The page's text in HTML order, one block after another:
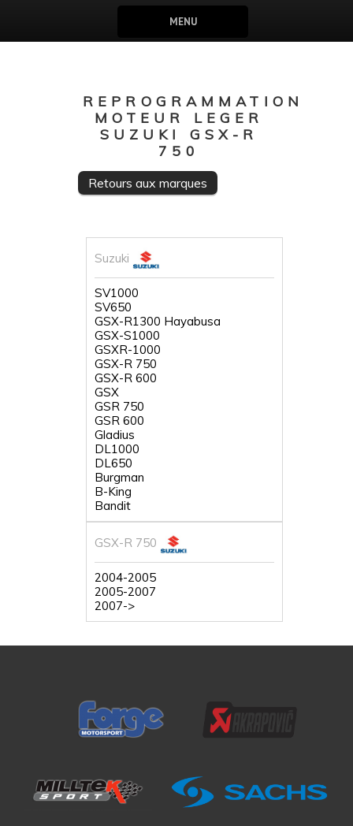
MENU
REPROGRAMMATION
MOTEUR LEGER
SUZUKI GSX-R
750
Retours aux marques
Suzuki
SV1000
SV650
GSX-R1300 Hayabusa
GSX-S1000
GSXR-1000
GSX-R 750
GSX-R 600
GSX
GSR 750
GSR 600
Gladius
DL1000
DL650
Burgman
B-King
Bandit
GSX-R 750
2004-2005
2005-2007
2007->